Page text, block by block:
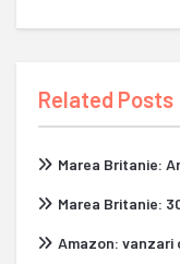
Related Posts
Marea Britanie:
Marea Britanie:
Amazon: vanzari